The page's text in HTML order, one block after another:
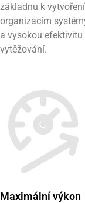
základnu k
organizacím
a vysokou
vytěžování.
Maximální výkon